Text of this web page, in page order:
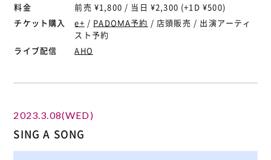
料金
前売 ¥1,800 / 当日 ¥2,300 (+1D ¥500)
チケット購入
e+ / PADOMA予約 / 店頭販売 / 出演アーティ
スト予約
ライブ配信
AHO
2023.3.08(WED)
SING A SONG